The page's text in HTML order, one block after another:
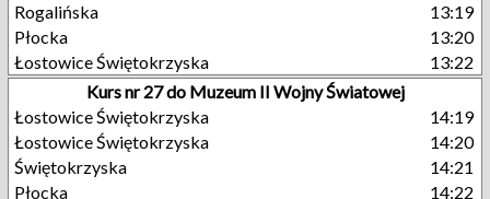
Rogalińska
13:19
Płocka
13:20
Łostowice Świętokrzyska
13:22
Kurs nr 27 do Muzeum II Wojny Światowej
Łostowice Świętokrzyska
14:19
Łostowice Świętokrzyska
14:20
Świętokrzyska
14:21
Płocka
14:22